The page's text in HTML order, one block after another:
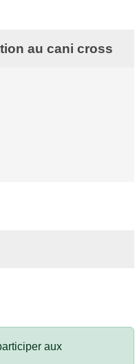
au cani cross
aux